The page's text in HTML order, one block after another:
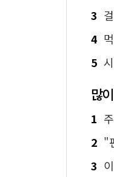
3 걸
4 먹
5 시
많
1 주
2 "
3 이